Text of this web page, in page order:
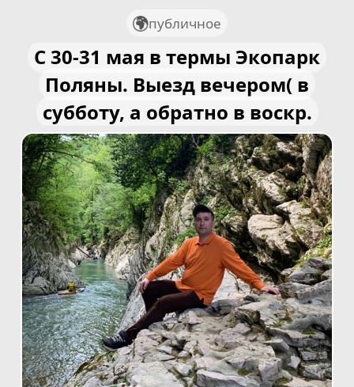
публичное
С 30-31 мая в термы Экопарк
Поляны. Выезд вечером( в
субботу, а обратно в воскр.